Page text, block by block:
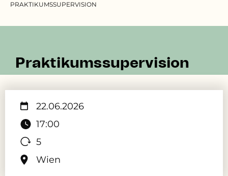
PRAKTIKUMSSUPERVISION
Praktikumssupervision
22.06.2026
17:00
5
Wien